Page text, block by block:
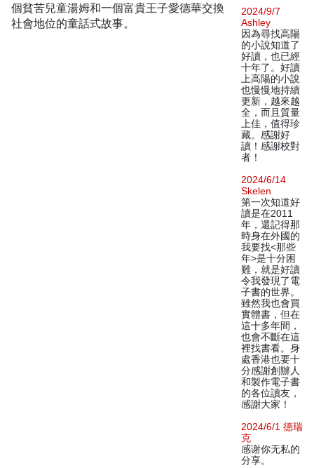
個貧苦兒童湯姆和一個富貴王子愛德華交換
社會地位的童話式故事。
2024/9/7
Ashley
因為尋找高陽
的小說知道了
好讀，也已經
十年了。好讀
上高陽的小說
也慢慢地持續
更新，越來越
全，而且質量
上佳，值得珍
藏。感謝好
讀！感謝校對
者！
2024/6/14
Skelen
第一次知道好
讀是在2011
年，還記得那
時身在外國的
我要找<那些
年>是十分困
難，就是好讀
令我發現了電
子書的世界。
雖然我也會買
實體書，但在
這十多年間，
也會不斷在這
裡找書看。身
處香港也要十
分感謝創辦人
和製作電子書
的各位讀友，
感謝大家！
2024/6/1 德瑞
克
感谢你无私的
分享。